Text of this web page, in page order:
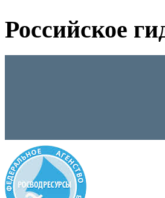
Российское